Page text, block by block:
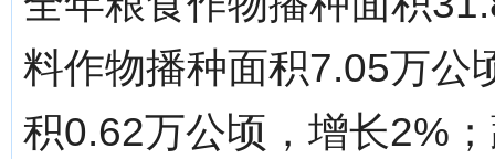
料作物播种面积7.05万公
积0.62万公顷，增长2%